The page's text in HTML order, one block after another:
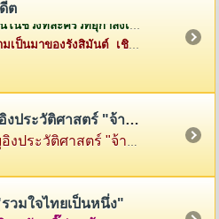
ต
รังสิมันต์ เกิดขึ้นในช่วงที่ละครวิทยุกำลังเฟื่องฟูอยู่ในยุคกว่า 60 ปีที่แล้ว โดยคุณวีระ จิรา (สี่เสี่ย ยีซีม่อน) ผู้จัดการและเจ้าของห้องบันทึกเสียงบริษัท ยีซีม่อน เรดิโอ จำกัด (
“ใครอยากรู้ความเป็นมาของรังสิมันต์ เชิญทางนี้ค่ะ”
วัติศาสตร์ "จ้าวสามแผ่นดิน"
ฟังละครวิทยุอิงประวัติศาสตร์ "จ้าวสามแผ่นดิน" เรื่องราวของสามกษัตริย์ผู้ยิ่งใหญ่แห่งสามแคว้น พ่อขุนรามคำแหง แห่งสุโขทัย พญามังราย แห่งหิรัญนครเงินยาง และพญางำเมือง แห่งภูกามยาว
วมใจไทยเป็นหนึ่ง"